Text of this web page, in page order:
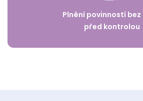
Plnění povinností
před kontrolou